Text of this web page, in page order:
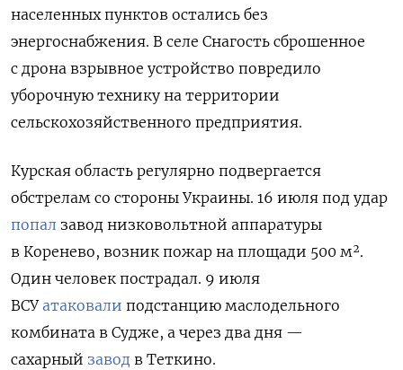
населенных пунктов остались без
энергоснабжения. В селе Снагость сброшенное
с дрона взрывное устройство повредило
уборочную технику на территории
сельскохозяйственного предприятия.
Курская область регулярно подвергается
обстрелам со стороны Украины. 16 июля под удар
попал завод низковольтной аппаратуры
в Коренево, возник пожар на площади 500 м².
Один человек пострадал. 9 июля
ВСУатаковали подстанцию маслодельного
комбината в Судже, а через два дня —
сахарный завод в Теткино.